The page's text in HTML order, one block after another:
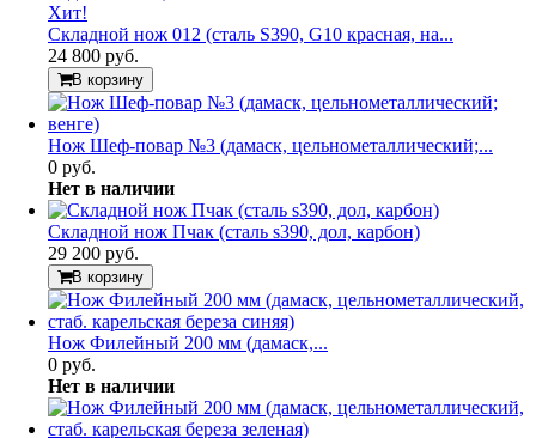
Хит!
Складной нож 012 (сталь S390, G10 красная, на...
24 800 руб.
В корзину
Нож Шеф-повар №3 (дамаск, цельнометаллический;...
0 руб.
Нет в наличии
Складной нож Пчак (сталь s390, дол, карбон)
29 200 руб.
В корзину
Нож Филейный 200 мм (дамаск,...
0 руб.
Нет в наличии